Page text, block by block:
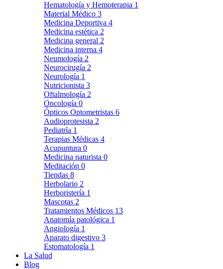
Hematología y Hemoterapia 1
Material Médico 3
Medicina Deportiva 4
Medicina estética 2
Medicina general 2
Medicina interna 4
Neumología 2
Neurocirugía 2
Neurología 1
Nutricionista 3
Oftalmología 2
Oncología 0
Ópticos Optometristas 6
Audioprotesista 2
Pediatría 1
Terapias Médicas 4
Acupuntura 0
Medicina naturista 0
Meditación 0
Tiendas 8
Herbolario 2
Herboristería 1
Mascotas 2
Tratamientos Médicos 13
Anatomía patológica 1
Angiología 1
Aparato digestivo 3
Estomatología 1
La Salud
Blog